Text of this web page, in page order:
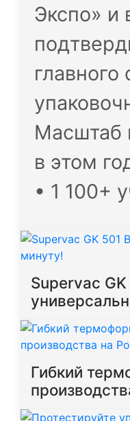
Экспо» и
главного
Масштаб
в этом
• 1 100+
Supervac GK
Гибкий